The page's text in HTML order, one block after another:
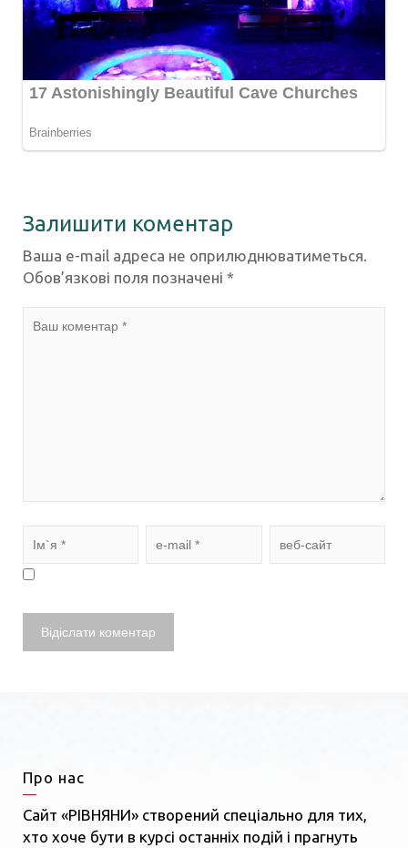
Залишити коментар
Ваша e-mail адреса не оприлюднюватиметься.
Обов’язкові поля позначені *
Про нас
Сайт «РІВНЯНИ» створений спеціально для тих,
хто хоче бути в курсі останніх подій і прагнуть